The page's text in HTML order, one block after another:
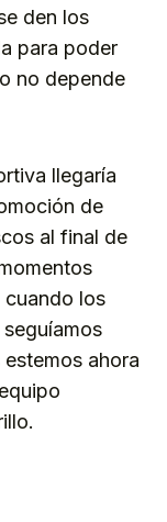
den los
para poder
no depende
llegaría
de
al final de
cuando los
ahora